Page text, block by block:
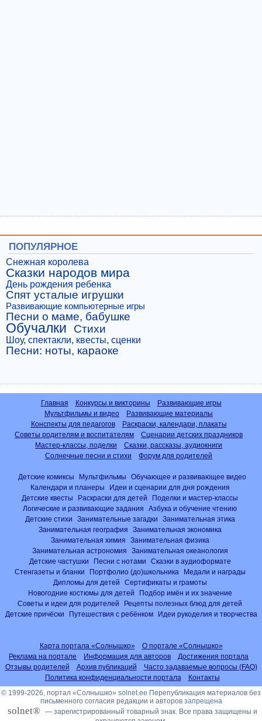
ПОПУЛЯРНОЕ
Снежная королева
Сказки народов мира
День рождения ребенка
Спят усталые игрушки
Развивающие компьютерные игры
Песни о маме, бабушке
Обучалки Стихи
Шоу, спектакли, квесты, сценки
Песни: ноты, караоке
Главная Конкурсы и викторины
Развивающие игры
Мультфильмы и видео
Развивающие материалы
Конспекты для педагогов
Раскраски, календари, плакаты
Советы родителям и воспитателям
Сценарии детских праздников
Мастер-классы, поделки
Сказки, рассказы, аудиокниги
Солнечные песни и стихи
Форум для родителей
Детские комиксы Мультфильмы
Обучающее и развивающее видео
Календари и планеры
Идеи и сценарии для дня рождения
Детские квесты
Раскраски для детей
Поделки и мастер-классы
Логические и развивающие задания
Азбука и обучение чтению
Детские стихи
Занимательные загадки
Занимательная этика
Занимательная география
Занимательная экономика
Занимательная химия
Занимательная физика
Занимательная астрономия
Занимательная океанология
Детские частушки
Песни с нотами
Сказки в аудиоформате
Стенгазеты и бланки
Портфолио (до)школьника
Медали и награды
Дипломы для детей
Сертификаты и грамоты
Новогодние костюмы для детей
Подбор имён и их значение
Советы и идеи для родителей
Рецепты полезных блюд для детей
Детские причёски
Путешествия с ребёнком Идеи рукоделия и творчества
Карта портала «Солнышко»
О портале «Солнышко»
Реклама на портале
Информация для авторов
Достижения портала
Отзывы родителей
Архив публикаций
Часто задаваемые вопросы (FAQ)
Политика конфиденциальности портала
Контакты
© 1999-2026, портал «Солнышко» solnet.ee Перепубликация материалов без
письменного согласия редакции и авторов запрещена
solnet® — зарегистрированный товарный знак. Все права защищены и